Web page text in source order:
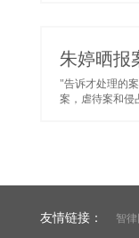
朱婷晒报
"告诉才处理的
案，虐待案和侵
友情链接： 智律